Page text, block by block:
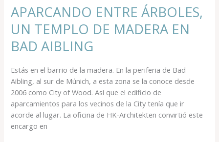
APARCANDO ENTRE ÁRBOLES,
UN TEMPLO DE MADERA EN
BAD AIBLING
Estás en el barrio de la madera. En la periferia de Bad
Aibling, al sur de Múnich, a esta zona se la conoce desde
2006 como City of Wood. Así que el edificio de
aparcamientos para los vecinos de la City tenía que ir
acorde al lugar. La oficina de HK-Architekten convirtió este
encargo en
BAD
AIBLING